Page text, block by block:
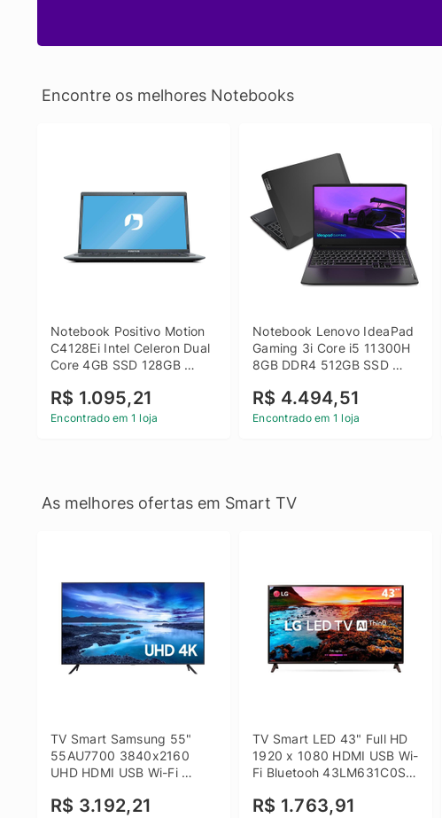
Encontre os melhores Notebooks
Notebook Positivo Motion
C4128Ei Intel Celeron Dual
Core 4GB SSD 128GB
R$ 1.095,21
Encontrado em 1 loja
Notebook Lenovo IdeaPad
Gaming 3i Core i5 11300H
8GB DDR4 512GB SSD
Linux - Preto
R$ 4.494,51
Encontrado em 1 loja
As melhores ofertas em Smart TV
TV Smart Samsung 55"
55AU7700 3840x2160
UHD HDMI USB Wi-Fi
R$ 3.192,21
TV Smart LED 43" Full HD
1920 x 1080 HDMI USB Wi-
Fi Bluetooh 43LM631C0SB
R$ 1.763,91